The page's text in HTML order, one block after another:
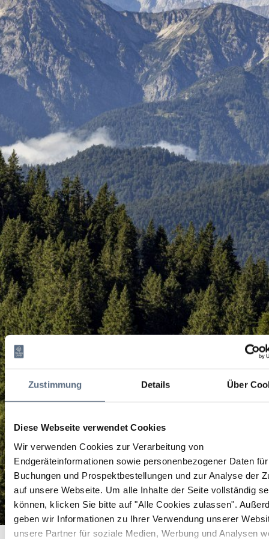
Zustimmung Details Über
Diese Webseite verwendet Cookies
Wir verwenden Cookies zur Verarbeitung von
Endgeräteinformationen sowie personenbezogener Daten
Buchungen und Prospektbestellungen und zur Analyse der
auf unsere Webseite. Um alle Inhalte der Seite vollständig
können, klicken Sie bitte auf "Alle Cookies zulassen".
geben wir Informationen zu Ihrer Verwendung unserer
unsere Partner für soziale Medien, Werbung und Analysen
JAEGERS - Wirtshaus | Biergarten | Grill